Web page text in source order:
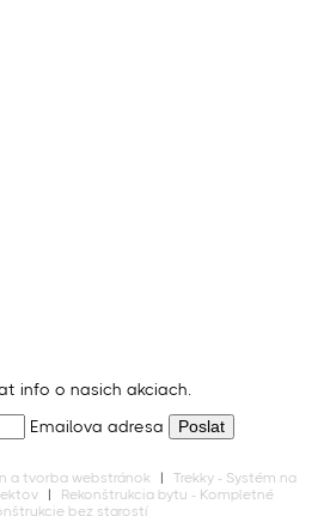
info o nasich akciach.
Emailova adresa
a tvorba webstránok |
Trekky - Systém na
|
Rekonštrukcia bytu - Kompletné
bez starostí